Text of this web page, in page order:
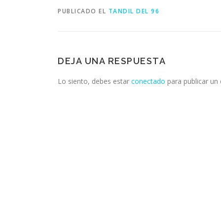
PUBLICADO EL TANDIL DEL 96
DEJA UNA RESPUESTA
Lo siento, debes estar conectado para publicar un